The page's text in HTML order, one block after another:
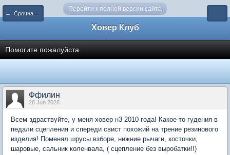
Перейти к полной версии сайта
← Срочная (оперативная) техпомощь
Ховер Клуб
Помогите пожалуйста
Ффилин
26 Jun 2026
Всем здраствуйте, у меня ховер н3 2010 года! Какое-то гудения в
педали сцепления и спереди свист похожий на трение резинового
изделия! Поменял шрусы взборе, нижние рычаги, косточки,
шаровые, сальник коленвала, ( сцепление без выробатки!!)